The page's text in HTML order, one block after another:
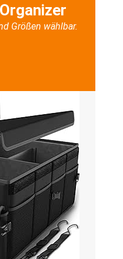
Größen wählbar.